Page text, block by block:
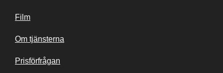
Film
Om tjänsterna
Prisförfrågan